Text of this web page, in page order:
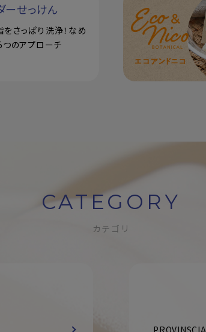
ーせっけん
さっぱり洗浄！なめ
つのアプローチ
CATEGORY
カテゴリ
PROVINSCIA